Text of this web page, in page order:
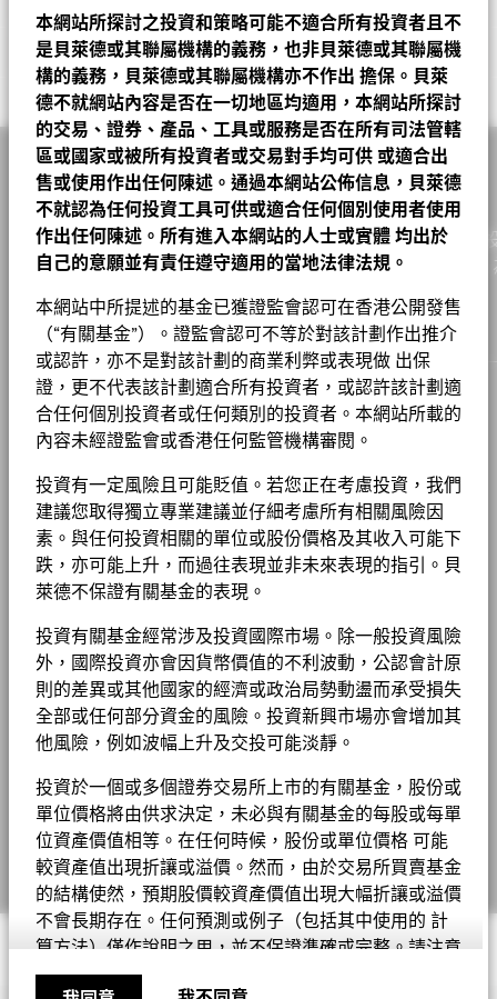
本網站所探討之投資和策略可能不適合所有投資者且不
是貝萊德或其聯屬機構的義務，也非貝萊德或其聯屬機
構的義務，貝萊德或其聯屬機構亦不作出 擔保。貝萊
德不就網站內容是否在一切地區均適用，本網站所探討
的交易、證券、產品、工具或服務是否在所有司法管轄
區或國家或被所有投資者或交易對手均可供 或適合出
售或使用作出任何陳述。通過本網站公佈信息，貝萊德
不就認為任何投資工具可供或適合任何個別使用者使用
作出任何陳述。所有進入本網站的人士或實體 均出於
自己的意願並有責任遵守適用的當地法律法規。
本網站中所提述的基金已獲證監會認可在香港公開發售
（“有關基金”）。證監會認可不等於對該計劃作出推介
或認許，亦不是對該計劃的商業利弊或表現做 出保
證，更不代表該計劃適合所有投資者，或認許該計劃適
合任何個別投資者或任何類別的投資者。本網站所載的
內容未經證監會或香港任何監管機構審閱。
投資有一定風險且可能貶值。若您正在考慮投資，我們
建議您取得獨立專業建議並仔細考慮所有相關風險因
素。與任何投資相關的單位或股份價格及其收入可能下
跌，亦可能上升，而過往表現並非未來表現的指引。貝
萊德不保證有關基金的表現。
投資有關基金經常涉及投資國際市場。除一般投資風險
外，國際投資亦會因貨幣價值的不利波動，公認會計原
則的差異或其他國家的經濟或政治局勢動盪而承受損失
全部或任何部分資金的風險。投資新興市場亦會增加其
他風險，例如波幅上升及交投可能淡靜。
投資於一個或多個證券交易所上市的有關基金，股份或
單位價格將由供求決定，未必與有關基金的每股或每單
位資產價值相等。在任何時候，股份或單位價格 可能
較資產值出現折讓或溢價。然而，由於交易所買賣基金
的結構使然，預期股價較資產價值出現大幅折讓或溢價
不會長期存在。任何預測或例子（包括其中使用的 計
算方法）僅作說明之用，並不保證準確或完整。請注意
股份或單位僅限於註冊為參與證券商之人士或實體進行
2024年8月30日 美元 0.776345
2023年8月31日 美元 0.690087
2022年8月31日 美元 0.418491
查看派息紀錄
表現
Chart
Bar chart with 2 data series.
The chart has 1 X axis displaying categories.
The chart has 1 Y axis displaying Values. Range: 0 to 20.
Values
2021 2022 2023 2024
0
5
10
20
End of interactive chart.
2021 2022 2023 2024
2025
年度回報(%) USD
16.84 17.75
13.59
參考指標 1 USD
7.74 11.37 10.65
表現已扣除持續徵收的收費，惟不包括認購和贖回費用。
表現費
0.00%
最低其後投資額
USD 1000
註冊地點
盧森堡
管理公司
BlackRock (Luxembourg) S.A.
交易結算日
交易日 + 3 日
彭博代號
香港證監會認可ESG基金
股份成立日期
2022年3月16日
貨幣(本地)
USD
資產類別
股票
SFDR分類
其他
管理費
管理費 (部分基金/股份類別包括
分銷費)
0.60%
最低首次投資額
USD 100000
收入用途
監管制度
UCITS
晨星分類
環球股票收益
交易頻率
每日
SEDOL
有關費用詳情, 請參閱基金章程。
截至 2026年7月31日
市盈率
截至 2026年6月30日
20.75
Morningstar基金獎牌評級
於2026年6月8日頒發
分析員主導的百分比 (%)
截至 2026年6月8日
100.00
數據覆蓋百分比(%)
截至 2026年6月8日
100.00
Morningstar, Inc. 版權所有。
NVIDIA CORPORATION
4.52
APPLE INC
4.20
ALPHABET INC
3.68
CISCO SYSTEMS INC
2.17
COSTCO WHOLESALE CORPORATION
2.13
MICROSOFT CORPORATION
2.10
VERIZON COMMUNICATIONS INC
WALMART INC
1.53
ACCENTURE PLC
1.48
ANALOG DEVICES INC
1.47
基金以主動方式管理，而其成分將會變動。所示持倉僅供說明用
途，不應視作買賣有關證券的建議。基金細節、持倉和特色均截至
所示日期並可予更改。
投資或會更改
截至 2026年6月30日
比重（%）
投資分佈 基金 基準
Net
資訊科技
33.02 26.66
6.36
通訊
12.55 11.38
1.17
金融
11.86 13.54
-1.68
工業
11.27 7.09
基本消費品
10.20 9.61
0.60
醫療保健
6.54 13.78
-7.24
能源
4.79 3.20
1.59
公用事業
4.41 7.62
非必需消費品
3.57 5.11
-1.54
原材料
1.50 1.42 0.08
顯示全部
股份類別 貨幣 淨值 變動 變動(%)
資產淨值截
A11
USD 10.68 0.04 0.38
2026年8月7
A11 對沖股份
ZAR 107.14 0.37 0.35
2026年8月7
A2
USD 27.84 0.10 0.36
2026年8月7
A2 對沖股份
EUR 14.87 0.05 0.34
2026年8月7
A2 對沖股份
SGD 20.41 0.07 0.34
2026年8月7
A2 對沖股份
JPY 1,265.00 5.00 0.40
2026年8月7
A2 對沖股份
CHF 13.36 0.04 0.30
2026年8月7
A2 對沖股份
HKD 157.66 0.54 0.34
2026年8月7
A4
USD 12.15 0.04 0.33
2026年8月7
A4 對沖股份
CHF 10.04 0.03 0.30 2026年8月7
1 至 10 全部: 38 Previous
1 2 3 4
除特別註明外，所有資料截至月底。
Robert Fisher
Muzo Kayacan
Andrew Huzzey
ESG 整合
ESG 整合
貝萊德在其投資過程中考量許多投資風險。出於為我們的客戶尋求
風險調整後的最佳回報，我們管理可能影響投資組合的重大風險和
機會，包括財務上重大的環境、社會和/或治理（ESG）數據或資
料（如有）。請參閱我們的 《貝萊德ESG整合聲明》，以了解有關
此方法的更多資料，並參閱基金文件，以了解這些重大風險如何在
本産品中被考慮（如適用）。
相關文件
貝萊德系統分析環球股票高息基金 D4 美元 基金
基金章程
貝萊德全球基金 – 基⾦產品資料概要
貝萊德全球基金—系統分析環球股票高息基金
BGF股息組成資料 (每月)
貝萊德全球基金 - 最新每季派息
貝萊德全球基金 - 最新每月派息
BGF股息組成資料 (每季)
貝萊德全球基金年報及賬目 - 只提供英文版本
貝萊德全球基金中期報告及賬目 - 只提供英文版
作為一家全球投資管理公司及客戶的信託人，貝萊德致力為
實現財務幸福。自1999年以來，我們憑藉領先的金融科技，
戶提供理想的解決方案以協助他們達成其重要投資目標。
集團
工作機會
新聞中心
投資者關係
法律通知
條款及細則
私隱通知
業務連續性
詐騙提示
Cookie通知
Manage cookies
© 2026 BlackRock, Inc版權所有